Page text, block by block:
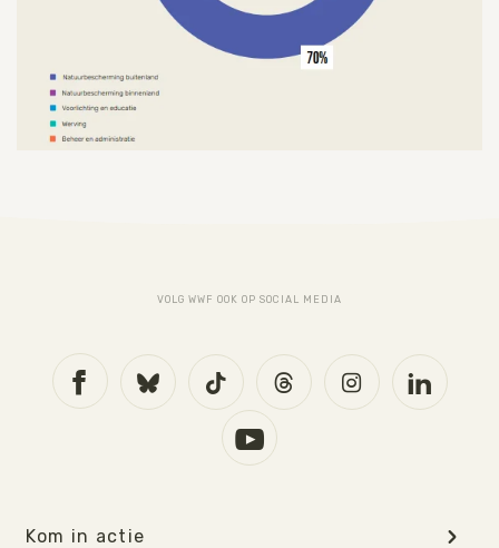
VOLG WWF OOK OP SOCIAL MEDIA
Kom in actie